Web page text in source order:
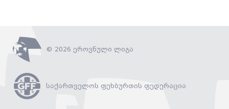
© 2026 ეროვნული ლიგა
საქართველოს ფეხბურთის ფედერაცია